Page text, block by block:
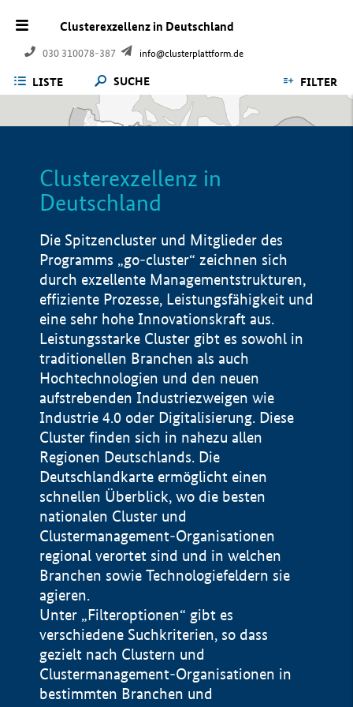
Clusterexzellenz in Deutschland
030 310078-387 info@clusterplattform.de
LISTE SUCHE FILTER
Clusterexzellenz in
Deutschland
Die Spitzencluster und Mitglieder des
Programms „go-cluster“ zeichnen sich
durch exzellente Managementstrukturen,
effiziente Prozesse, Leistungsfähigkeit und
eine sehr hohe Innovationskraft aus.
Leistungsstarke Cluster gibt es sowohl in
traditionellen Branchen als auch
Hochtechnologien und den neuen
aufstrebenden Industriezweigen wie
Industrie 4.0 oder Digitalisierung. Diese
Cluster finden sich in nahezu allen
Regionen Deutschlands. Die
Deutschlandkarte ermöglicht einen
schnellen Überblick, wo die besten
nationalen Cluster und
Clustermanagement-Organisationen
regional verortet sind und in welchen
Branchen sowie Technologiefeldern sie
agieren.
Unter „Filteroptionen“ gibt es
verschiedene Suchkriterien, so dass
gezielt nach Clustern und
Clustermanagement-Organisationen in
bestimmten Branchen und
Impressum
Datenschutzerklärung
BMWE, 2026 ©
100 km © Geobasis-DE / BKG 2015